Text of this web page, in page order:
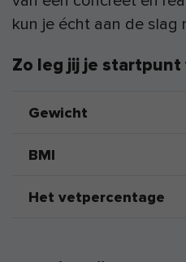
kun je écht aan de slag
Zo leg jij je startpunt
Gewicht
BMI
Het vetpercentage